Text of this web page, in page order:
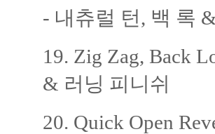
- 내츄럴 턴, 백 록
19. Zig Zag, Back
& 러닝 피니쉬
20. Quick Open